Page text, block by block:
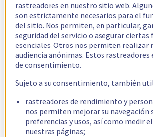
rastreadores en nuestro sitio web.
son estrictamente necesarios para el
del sitio. Nos permiten, en particular,
seguridad del servicio o asegurar ciertas
esenciales. Otros nos permiten realizar
audiencia anónimas. Estos rastreadores
de consentimiento.
Sujeto a su consentimiento, también
rastreadores de rendimiento y
nos permiten mejorar su navegación
preferencias y usos, así como medir
nuestras páginas;